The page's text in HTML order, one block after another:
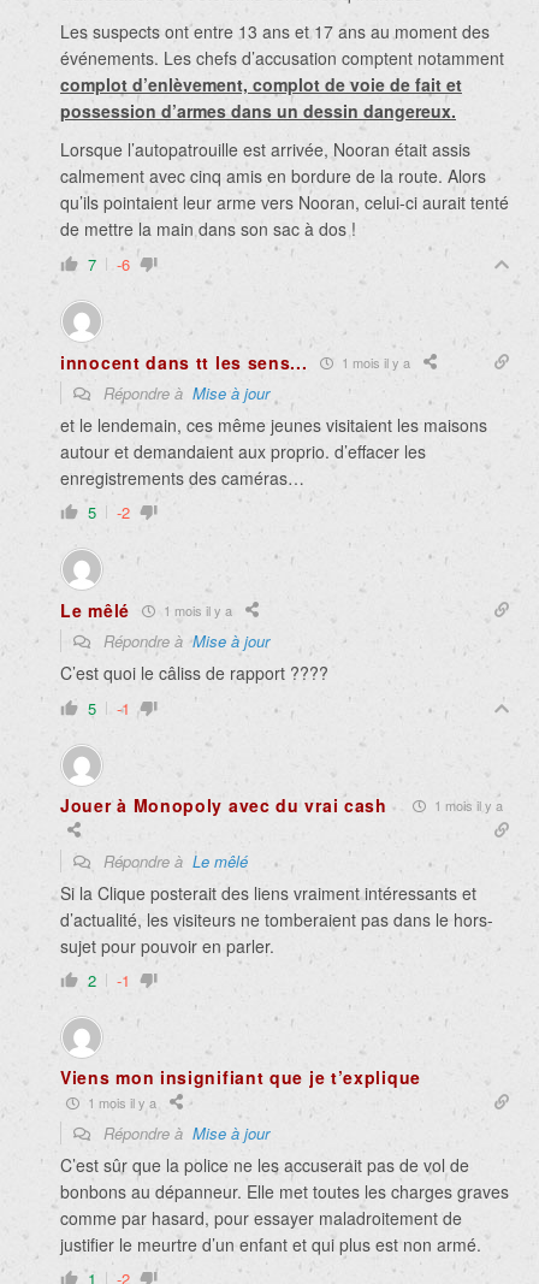
Les suspects ont entre 13 ans et 17 ans au moment des
événements. Les chefs d’accusation comptent notamment
complot d’enlèvement, complot de voie de fait et
possession d’armes dans un dessin dangereux.
Lorsque l’autopatrouille est arrivée, Nooran était assis
calmement avec cinq amis en bordure de la route. Alors
qu’ils pointaient leur arme vers Nooran, celui-ci aurait tenté
de mettre la main dans son sac à dos !
7 -6
innocent dans tt les sens... 1 mois il y a
Répondre à Mise à jour
et le lendemain, ces même jeunes visitaient les maisons
autour et demandaient aux proprio. d’effacer les
enregistrements des caméras…
5 -2
Le mêlé 1 mois il y a
Répondre àMise à jour
C’est quoi le câliss de rapport ????
5 -1
Jouer à Monopoly avec du vrai cash 1 mois il y a
Répondre à Le mêlé
Si la Clique posterait des liens vraiment intéressants et
d’actualité, les visiteurs ne tomberaient pas dans le hors-
sujet pour pouvoir en parler.
2 -1
Viens mon insignifiant que je t’explique
1 mois il y a
Répondre à Mise à jour
C’est sûr que la police ne les accuserait pas de vol de
bonbons au dépanneur. Elle met toutes les charges graves
comme par hasard, pour essayer maladroitement de
justifier le meurtre d’un enfant et qui plus est non armé.
1 -2